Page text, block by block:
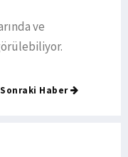
ve
Sonraki Haber